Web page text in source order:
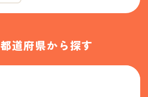
都道府県から探す